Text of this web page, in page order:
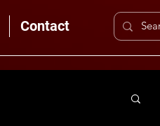
Contact